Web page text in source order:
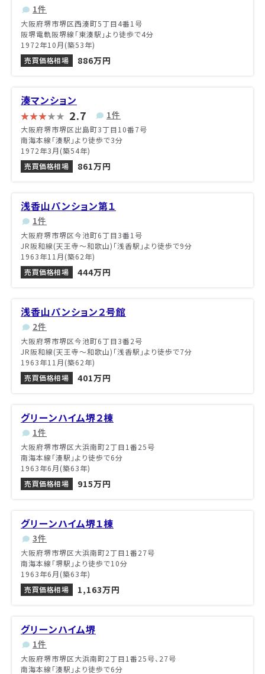
1件
大阪府堺市堺区西湊町5丁目4番1号
阪堺電軌阪堺線「東湊駅」より徒歩で4分
1972年10月(築53年)
売買価格相場
886万円
湊マンション
2.7 1件
大阪府堺市堺区出島町3丁目10番7号
南海本線「湊駅」より徒歩で3分
1972年3月(築54年)
売買価格相場
861万円
浅香山パンション第１
1件
大阪府堺市堺区今池町6丁目3番1号
JR阪和線(天王寺～和歌山)「浅香駅」より徒歩で9分
1963年11月(築62年)
売買価格相場
444万円
浅香山パンション２号館
2件
大阪府堺市堺区今池町6丁目3番2号
JR阪和線(天王寺～和歌山)「浅香駅」より徒歩で7分
1963年11月(築62年)
売買価格相場
401万円
グリーンハイム堺２棟
1件
大阪府堺市堺区大浜南町2丁目1番25号
南海本線「湊駅」より徒歩で6分
1963年6月(築63年)
売買価格相場
915万円
グリーンハイム堺１棟
3件
大阪府堺市堺区大浜南町2丁目1番27号
南海本線「堺駅」より徒歩で10分
1963年6月(築63年)
売買価格相場
1,163万円
グリーンハイム堺
1件
大阪府堺市堺区大浜南町2丁目1番25号、27号
南海本線「湊駅」より徒歩で6分